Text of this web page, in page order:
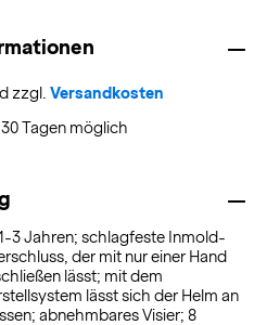
zzgl. Versandkosten
Tagen möglich
3 Jahren; schlagfeste Inmold-
der mit nur einer Hand
lässt; mit dem
lässt sich der Helm an
abnehmbares Visier; 8